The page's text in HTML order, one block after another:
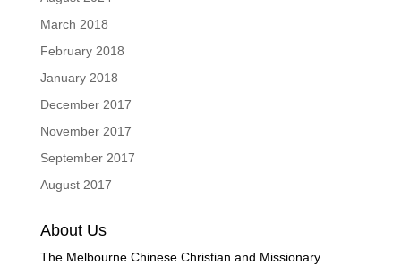
March 2018
February 2018
January 2018
December 2017
November 2017
September 2017
August 2017
About Us
The Melbourne Chinese Christian and Missionary